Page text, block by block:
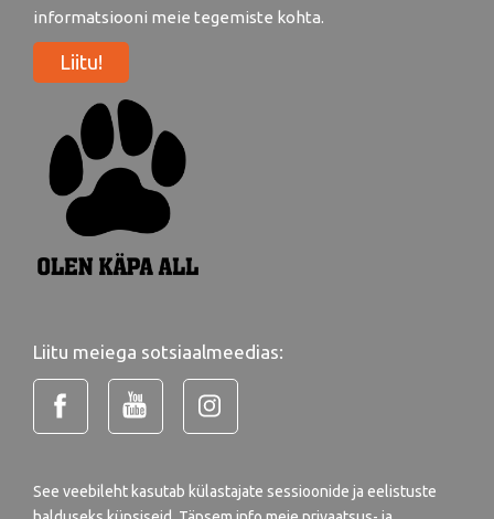
informatsiooni meie tegemiste kohta.
Liitu!
Liitu meiega sotsiaalmeedias:
See veebileht kasutab külastajate sessioonide ja eelistuste